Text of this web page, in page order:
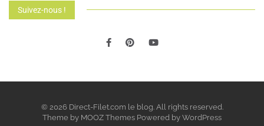
Suivez-nous !
© 2026 Direct-Filet.com le blog. All rights reserved.
Theme by MOOZ Themes Powered by WordPress